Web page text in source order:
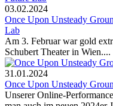
03.02.2024
Once Upon Unsteady
Lab
Am 3. Februar war gold
Schubert Theater in Wien....
31.01.2024
Once Upon Unsteady
Unserer Online-